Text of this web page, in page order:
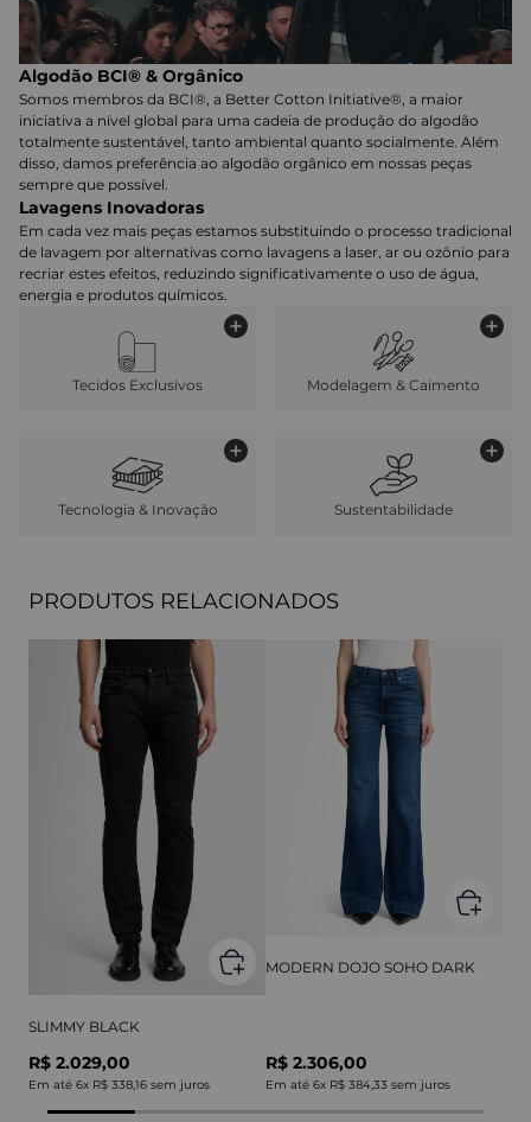
Algodão BCI® & Orgânico
Somos membros da BCI®, a Better Cotton Initiative®, a maior
iniciativa a nível global para uma cadeia de produção do algodão
totalmente sustentável, tanto ambiental quanto socialmente. Além
disso, damos preferência ao algodão orgânico em nossas peças
sempre que possível.
Lavagens Inovadoras
Em cada vez mais peças estamos substituindo o processo tradicional
de lavagem por alternativas como lavagens a laser, ar ou ozônio para
recriar estes efeitos, reduzindo significativamente o uso de água,
energia e produtos químicos.
Tecidos Exclusivos Modelagem & Caimento
Tecnologia & Inovação Sustentabilidade
PRODUTOS RELACIONADOS
SLIMMY BLACK
R$ 2.029,00
Em até 6x R$ 338,16 sem juros
MODERN DOJO SOHO DARK
R$ 2.306,00
Em até 6x R$ 384,33 sem juros